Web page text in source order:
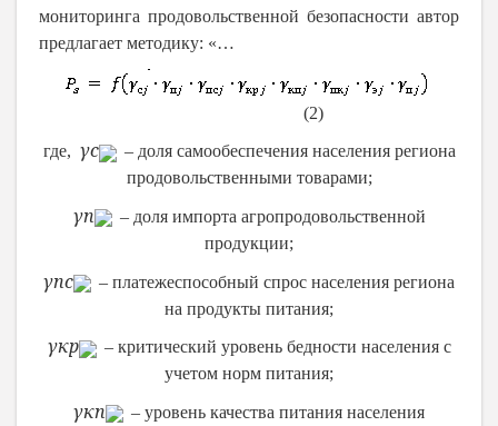
мониторинга продовольственной безопасности автор
предлагает методику: «…
(2)
где, γс
– доля самообеспечения населения региона
продовольственными товарами;
γп
– доля импорта агропродовольственной
продукции;
γпс
– платежеспособный спрос населения региона
на продукты питания;
γкр
– критический уровень бедности населения с
учетом норм питания;
γкп
– уровень качества питания населения